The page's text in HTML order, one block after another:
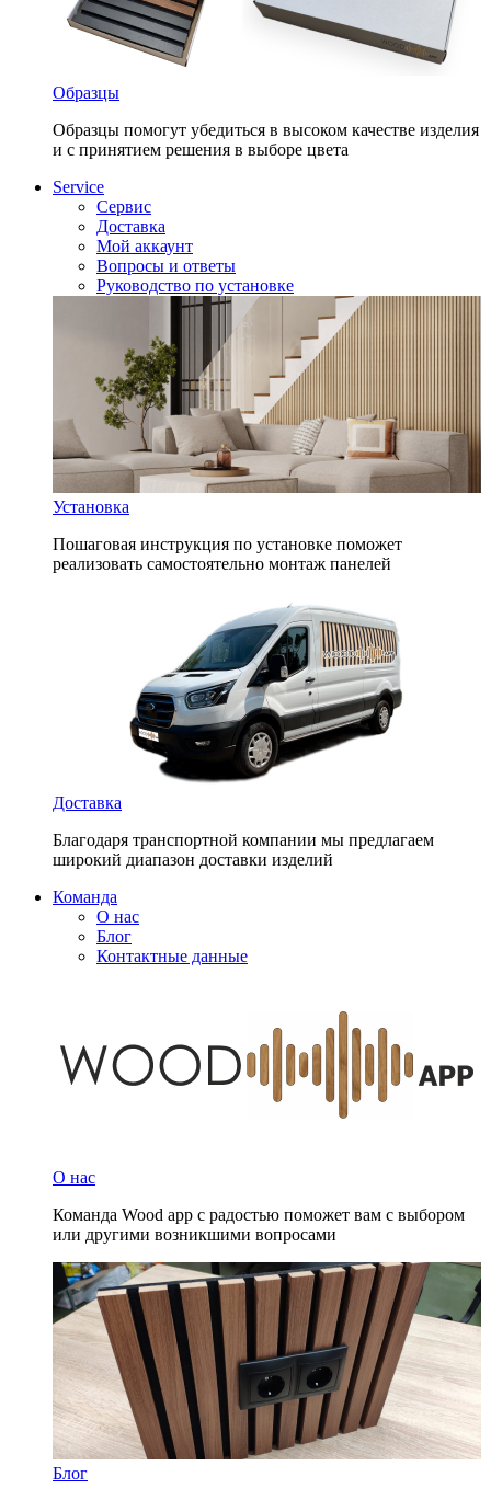
Образцы
Образцы помогут убедиться в высоком качестве изделия
и с принятием решения в выборе цвета
Service
Сервис
Доставка
Мой аккаунт
Вопросы и ответы
Руководство по установке
Установка
Пошаговая инструкция по установке поможет
реализовать самостоятельно монтаж панелей
Доставка
Благодаря транспортной компании мы предлагаем
широкий диапазон доставки изделий
Команда
О нас
Блог
Контактные данные
О нас
Команда Wood app с радостью поможет вам с выбором
или другими возникшими вопросами
Блог